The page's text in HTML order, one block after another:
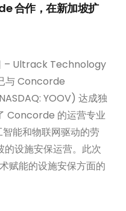
合作，在新加坡扩
– Ultrack Technology
与 Concorde
YOOV) 达成独
Concorde 的运营专业
能和物联网驱动的劳
设施安保运营。此次
赋能的设施安保方面的